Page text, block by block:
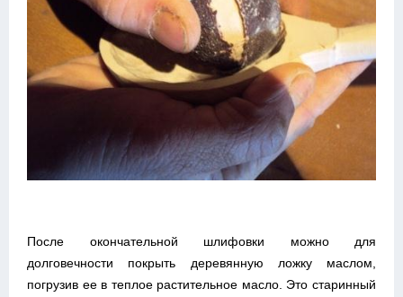
После окончательной шлифовки можно для
долговечности покрыть деревянную ложку маслом,
погрузив ее в теплое растительное масло. Это старинный